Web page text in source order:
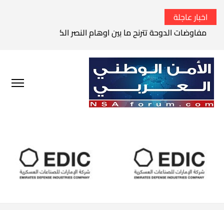
اخبار عاجلة
مفاوضات الدوحة تترنح ما بين اوهام النصر الكامل وواقع